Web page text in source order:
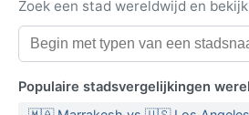
Zoek een stad wereldwijd en
Populaire stadsvergelijkingen